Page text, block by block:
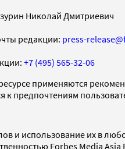
Николай Дмитриевич
редакции: press-
+7 (495) 565-32-06
применяются
к предпочтениям
и использование их в
Forbes Media